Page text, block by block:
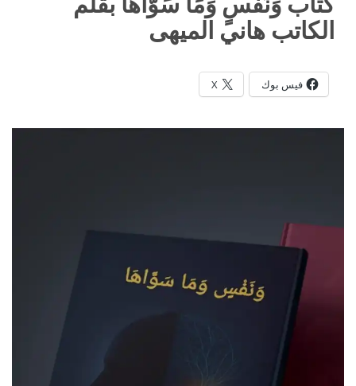
الكاتب هاني الميهى
فيس بوك X